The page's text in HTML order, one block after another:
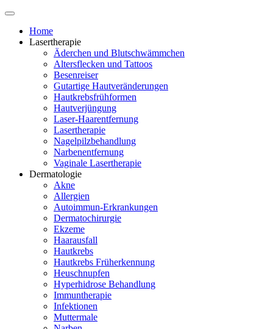
Home
Lasertherapie
Äderchen und Blutschwämmchen
Altersflecken und Tattoos
Besenreiser
Gutartige Hautveränderungen
Hautkrebsfrühformen
Hautverjüngung
Laser-Haarentfernung
Lasertherapie
Nagelpilzbehandlung
Narbenentfernung
Vaginale Lasertherapie
Dermatologie
Akne
Allergien
Autoimmun-Erkrankungen
Dermatochirurgie
Ekzeme
Haarausfall
Hautkrebs
Hautkrebs Früherkennung
Heuschnupfen
Hyperhidrose Behandlung
Immuntherapie
Infektionen
Muttermale